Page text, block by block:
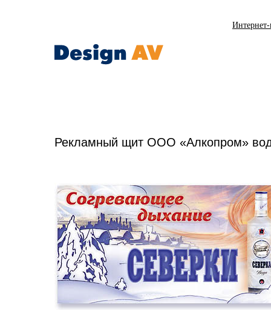
Рекламный щит ООО «Алкопром»